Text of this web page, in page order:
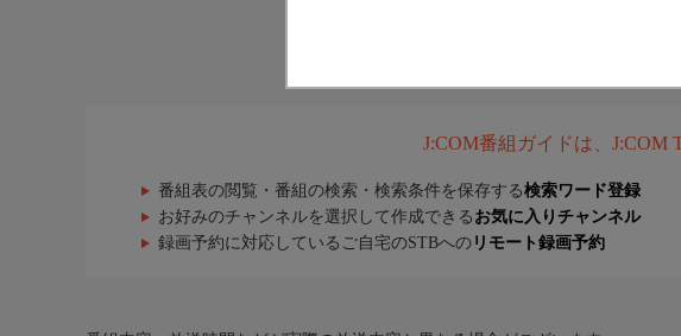
J:COM番組ガイドは、J:COM
番組表の閲覧・番組の検索・検索条件を保存する検索ワード登録
お好みのチャンネルを選択して作成できる お気に入りチャンネル
録画予約に対応しているご自宅のSTBへの リモート録画予約